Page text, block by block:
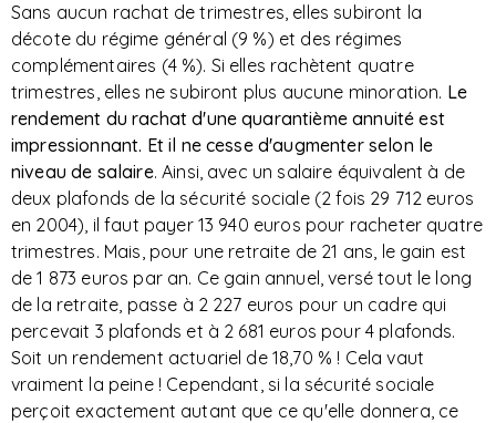
Sans aucun rachat de trimestres, elles subiront la
décote du régime général (9 %) et des régimes
complémentaires (4 %). Si elles rachètent quatre
trimestres, elles ne subiront plus aucune minoration. Le
rendement du rachat d'une quarantième annuité est
impressionnant. Et il ne cesse d'augmenter selon le
niveau de salaire. Ainsi, avec un salaire équivalent à de
deux plafonds de la sécurité sociale (2 fois 29 712 euros
en 2004), il faut payer 13 940 euros pour racheter quatre
trimestres. Mais, pour une retraite de 21 ans, le gain est
de 1 873 euros par an. Ce gain annuel, versé tout le long
de la retraite, passe à 2 227 euros pour un cadre qui
percevait 3 plafonds et à 2 681 euros pour 4 plafonds.
Soit un rendement actuariel de 18,70 % ! Cela vaut
vraiment la peine ! Cependant, si la sécurité sociale
perçoit exactement autant que ce qu'elle donnera, ce